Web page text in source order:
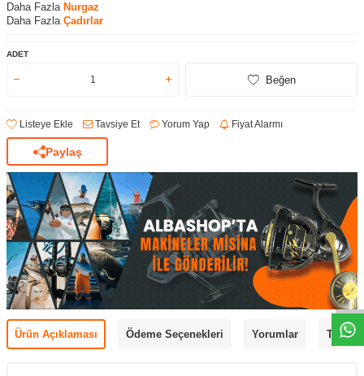
Daha Fazla Nurgaz
Daha Fazla Çadırlar
ADET
Beğen
Listeye Ekle Tavsiye Et Yorum Yap Fiyat Alarmı
Paylaş
Ürün Açıklaması Ödeme Seçenekleri Yorumlar